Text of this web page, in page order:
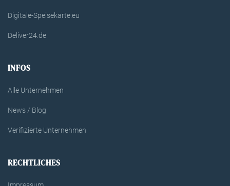
Digitale-Speisekarte.eu
Deliver24.de
INFOS
Alle Unternehmen
News / Blog
Verifizierte Unternehmen
RECHTLICHES